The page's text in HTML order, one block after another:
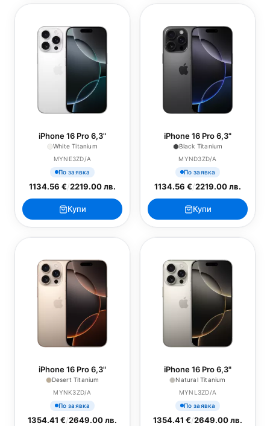
iPhone 16 Pro 6,3"
White Titanium
MYNE3ZD/A
По заявка
1134.56 €/2219.00 лв.
Купи
iPhone 16 Pro 6,3"
Black Titanium
MYND3ZD/A
По заявка
1134.56 €/2219.00 лв.
Купи
iPhone 16 Pro 6,3"
Desert Titanium
MYNK3ZD/A
По заявка
1354.41 €/2649.00 лв.
iPhone 16 Pro 6,3"
Natural Titanium
MYNL3ZD/A
По заявка
1354.41 €/2649.00 лв.